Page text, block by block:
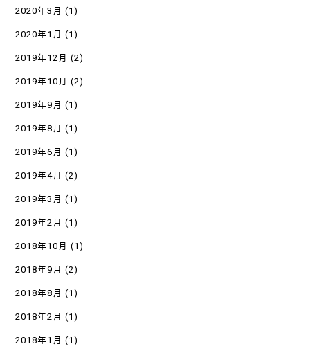
2020年3月 (1)
2020年1月 (1)
2019年12月 (2)
2019年10月 (2)
2019年9月 (1)
2019年8月 (1)
2019年6月 (1)
2019年4月 (2)
2019年3月 (1)
2019年2月 (1)
2018年10月 (1)
2018年9月 (2)
2018年8月 (1)
2018年2月 (1)
2018年1月 (1)